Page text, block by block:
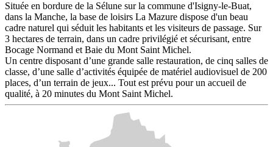
Située en bordure de la Sélune sur la commune d'Isigny-le-Buat,
dans la Manche, la base de loisirs La Mazure dispose d'un beau
cadre naturel qui séduit les habitants et les visiteurs de passage. Sur
3 hectares de terrain, dans un cadre privilégié et sécurisant, entre
Bocage Normand et Baie du Mont Saint Michel.
Un centre disposant d’une grande salle restauration, de cinq salles de
classe, d’une salle d’activités équipée de matériel audiovisuel de 200
places, d’un terrain de jeux... Tout est prévu pour un accueil de
qualité, à 20 minutes du Mont Saint Michel.